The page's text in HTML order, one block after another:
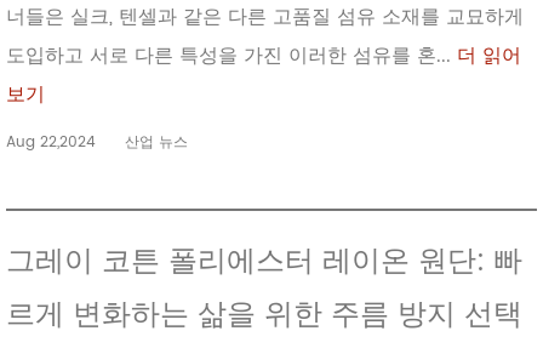
너들은 실크, 텐셀과 같은 다른 고품질 섬유 소재를 교묘하게
도입하고 서로 다른 특성을 가진 이러한 섬유를 혼... 더 읽어
보기
Aug 22,2024 산업 뉴스
그레이 코튼 폴리에스터 레이온 원단: 빠
르게 변화하는 삶을 위한 주름 방지 선택